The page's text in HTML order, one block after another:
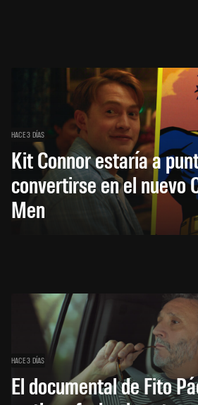
HACE 3 DÍAS
Kit Connor estaría a
convertirse en el nuevo
Men
HACE 3 DÍAS
El documental de Fito